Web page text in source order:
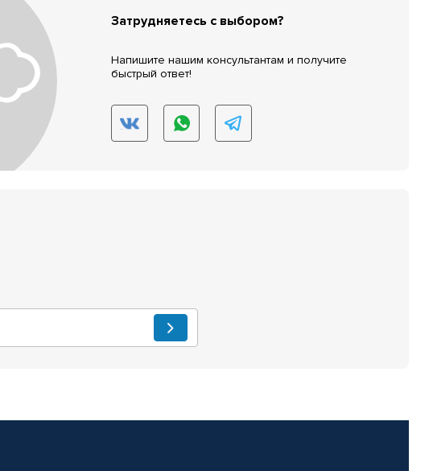
Затрудняетесь с выбором?
Напишите нашим консультантам и получите
быстрый ответ!